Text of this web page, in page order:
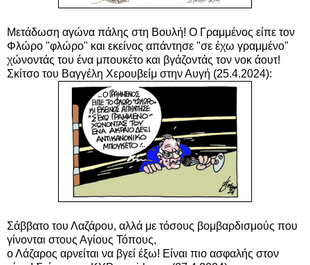
Μετάδωση αγώνα πάλης στη Βουλή! Ο Γραμμένος είπε τον
Φλώρο "φλώρο" και εκείνος απάντησε "σε έχω γραμμένο"
χώνοντάς του ένα μπουκέτο και βγάζοντάς τον νοκ άουτ!
Σκίτσο του Βαγγέλη Χερουβείμ στην Αυγή (25.4.2024):
Σάββατο του Λαζάρου, αλλά με τόσους βομβαρδισμούς που
γίνονται στους Αγίους Τόπους,
ο Λάζαρος αρνείται να βγεί έξω! Είναι πιο ασφαλής στον